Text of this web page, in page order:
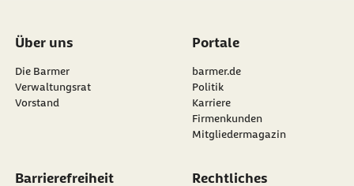
Über uns
Die Barmer
Verwaltungsrat
Vorstand
Portale
barmer.de
Politik
Karriere
Firmenkunden
Mitgliedermagazin
Barrierefreiheit Rechtliches